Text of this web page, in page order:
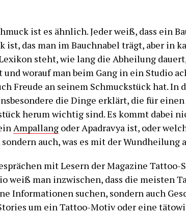
ist es ähnlich. Jeder weiß, dass ein
ist, das man im Bauchnabel trägt, aber in
steht, wie lang die Abheilung
worauf man beim Gang in ein Studio
Freude an seinem Schmuckstück hat. In
die Dinge erklärt, die für
herum wichtig sind. Es kommt dabei
Ampallangoder Apadravya ist, oder
auch, was es mit der Wundheilung
mit Lesern der Magazine
weiß man inzwischen, dass die meisten
Informationen suchen, sondern auch
um ein Tattoo-Motiv oder eine